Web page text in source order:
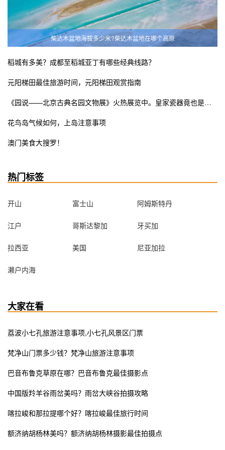
柴达木盆地海拔多少米?柴达木盆地在哪个高原
稻城有多美？成都至稻城亚丁有哪些经典线路？
元阳梯田最佳旅游时间，元阳梯田观赏指南
《园说——北京古典名园文物展》火热展览中。皇家瓷器竟也是少女粉ins风？错过这次展览遗憾终生
花鸟岛气候如何，上岛注意事项
澳门美食大搜罗！
热门标签
开山 富士山 阿姆斯特丹
江户 哥斯达黎加 牙买加
拉西亚 美国 尼亚加拉
濑户内海
大家在看
荔波小七孔旅游注意事项,小七孔风景区门票
梵净山门票多少钱？梵净山旅游注意事项
巴音布鲁克草原在哪？巴音布鲁克最佳摄影点
中国版羚羊谷雨岔美吗？雨岔大峡谷拍摄攻略
喀拉峻和那拉提哪个好？喀拉峻最佳旅行时间
额济纳胡杨林美吗？额济纳胡杨林摄影最佳拍摄点